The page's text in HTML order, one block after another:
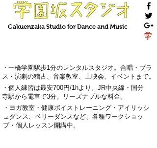
Gakuenzaka Studio for Dance and Music
・一橋学園駅歩1分のレンタルスタジオ。 合唱・ブラ
ス・演劇の稽古、 音楽教室、上映会、 イベント まで。
・ 個人練習は最安700円/1hより。 J R中央線・国分
寺駅から電車で3分。
リーズナブルな料金。
・ ヨガ教室・ 健康ボイストレーニング ・ アイリッシ
ュダンス、ベリーダンスなど、各種ワークショッ
プ・ 個人レッスン開講中。